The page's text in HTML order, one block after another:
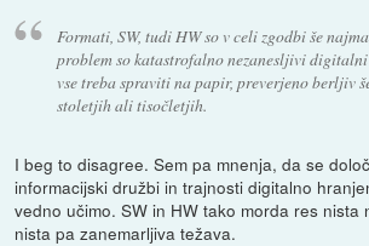
Formati, SW, tudi HW so v celi zgodbi še
problem so katastrofalno nezanesljivi
vse treba spraviti na papir, preverjeno berljiv
stoletjih ali tisočletjih.
I beg to disagree. Sem pa mnenja, da se
informacijski družbi in trajnosti digitalno
vedno učimo. SW in HW tako morda res nista
nista pa zanemarljiva težava.